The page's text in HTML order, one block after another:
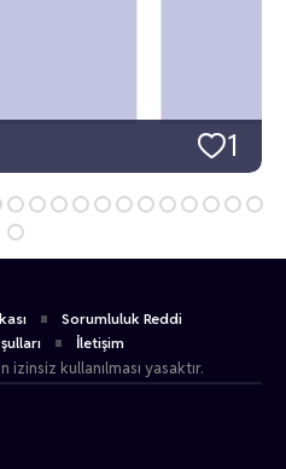
1
Sorumluluk Reddi
İletişim
kullanılması yasaktır.